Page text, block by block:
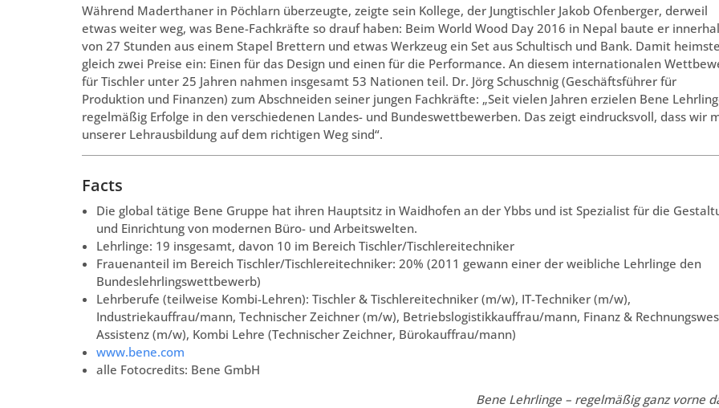
Während Maderthaner in Pöchlarn überzeugte, zeigte sein Kollege, der Jungtischler Jakob Ofenberger, derweil
etwas weiter weg, was Bene-Fachkräfte so drauf haben: Beim World Wood Day 2016 in Nepal baute er
von 27 Stunden aus einem Stapel Brettern und etwas Werkzeug ein Set aus Schultisch und Bank. Damit
gleich zwei Preise ein: Einen für das Design und einen für die Performance. An diesem internationalen
für Tischler unter 25 Jahren nahmen insgesamt 53 Nationen teil. Dr. Jörg Schuschnig (Geschäftsführer für
Produktion und Finanzen) zum Abschneiden seiner jungen Fachkräfte: „Seit vielen Jahren erzielen Bene
regelmäßig Erfolge in den verschiedenen Landes- und Bundeswettbewerben. Das zeigt eindrucksvoll, dass wir
unserer Lehrausbildung auf dem richtigen Weg sind“.
Facts
Die global tätige Bene Gruppe hat ihren Hauptsitz in Waidhofen an der Ybbs und ist Spezialist für die
und Einrichtung von modernen Büro- und Arbeitswelten.
Lehrlinge: 19 insgesamt, davon 10 im Bereich Tischler/Tischlereitechniker
Frauenanteil im Bereich Tischler/Tischlereitechniker: 20% (2011 gewann einer der weibliche Lehrlinge den
Bundeslehrlingswettbewerb)
Lehrberufe (teilweise Kombi-Lehren): Tischler & Tischlereitechniker (m/w), IT-Techniker (m/w),
Industriekauffrau/mann, Technischer Zeichner (m/w), Betriebslogistikkauffrau/mann, Finanz &
Assistenz (m/w), Kombi Lehre (Technischer Zeichner, Bürokauffrau/mann)
www.bene.com
alle Fotocredits: Bene GmbH
Bene Lehrlinge – regelmäßig ganz vorne